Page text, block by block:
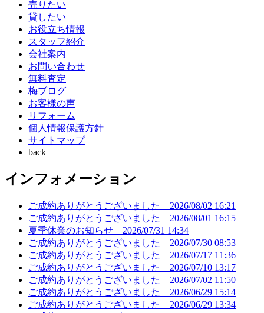
売りたい
貸したい
お役立ち情報
スタッフ紹介
会社案内
お問い合わせ
無料査定
梅ブログ
お客様の声
リフォーム
個人情報保護方針
サイトマップ
back
インフォメーション
ご成約ありがとうございました 2026/08/02 16:21
ご成約ありがとうございました 2026/08/01 16:15
夏季休業のお知らせ 2026/07/31 14:34
ご成約ありがとうございました 2026/07/30 08:53
ご成約ありがとうございました 2026/07/17 11:36
ご成約ありがとうございました 2026/07/10 13:17
ご成約ありがとうございました 2026/07/02 11:50
ご成約ありがとうございました 2026/06/29 15:14
ご成約ありがとうございました 2026/06/29 13:34